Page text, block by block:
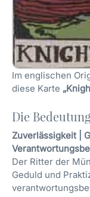
Im englischen
diese Karte
Die
Zuverlässigkeit |
Der Ritter der
Geduld und